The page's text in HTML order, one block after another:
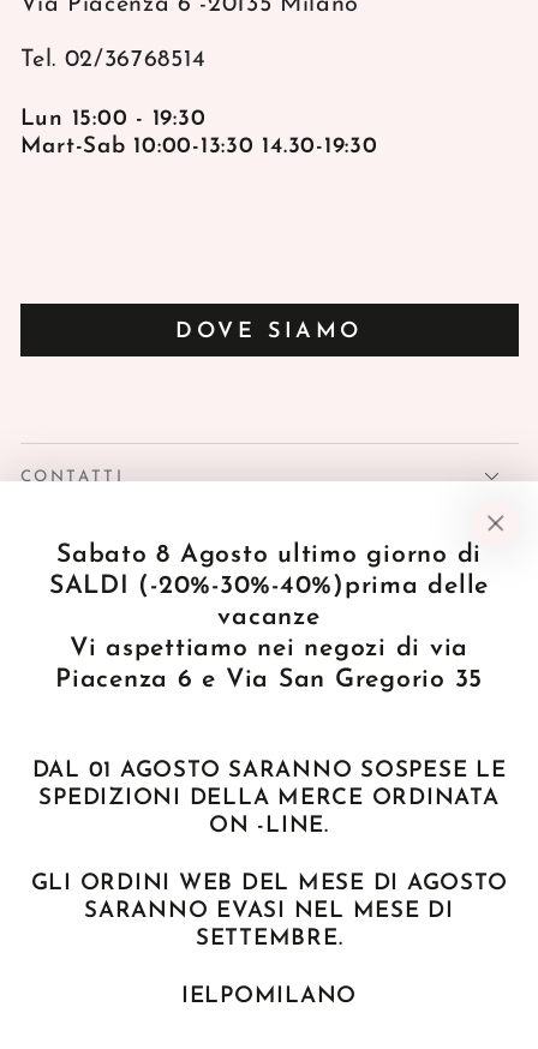
Via Piacenza 6 -20135 Milano
Tel. 02/36768514
Lun 15:00 - 19:30
Mart-Sab 10:00-13:30 14.30-19:30
DOVE SIAMO
CONTATTI
INFORMAZIONI
NEWSLETTER
l'e-
qui
ISCRIVITI ALLA NOSTRA NEWSLETTER
FacebookInstagram
Sabato 8 Agosto ultimo giorno di
SALDI (-20%-30%-40%)prima delle
vacanze
Vi aspettiamo nei negozi di via
Piacenza 6 e Via San Gregorio 35
DAL 01 AGOSTO SARANNO SOSPESE LE
SPEDIZIONI DELLA MERCE ORDINATA
ON -LINE.
GLI ORDINI WEB DEL MESE DI AGOSTO
SARANNO EVASI NEL MESE DI
SETTEMBRE.
IELPOMILANO